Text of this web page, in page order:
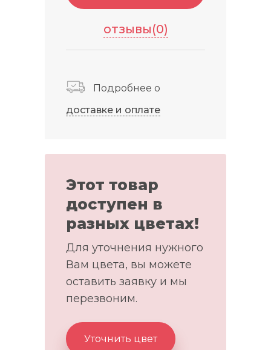
отзывы(0)
Подробнее о
доставке и оплате
Этот товар
доступен в
разных цветах!
Для уточнения нужного
Вам цвета, вы можете
оставить заявку и мы
перезвоним.
Уточнить цвет